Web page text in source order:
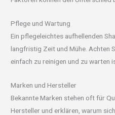
Pflege und Wartung
Ein pflegeleichtes aufhellenden
langfristig Zeit und Mühe. Achten
einfach zu reinigen und zu warten
Marken und Hersteller
Bekannte Marken stehen oft für
Hersteller und erklären, warum